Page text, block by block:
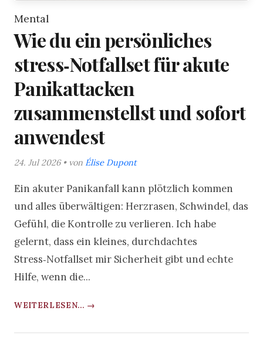
Mental
Wie du ein persönliches
stress‑Notfallset für akute
Panikattacken
zusammenstellst und sofort
anwendest
24. Jul 2026 • von Élise Dupont
Ein akuter Panikanfall kann plötzlich kommen
und alles überwältigen: Herzrasen, Schwindel, das
Gefühl, die Kontrolle zu verlieren. Ich habe
gelernt, dass ein kleines, durchdachtes
Stress‑Notfallset mir Sicherheit gibt und echte
Hilfe, wenn die...
WEITERLESEN... →